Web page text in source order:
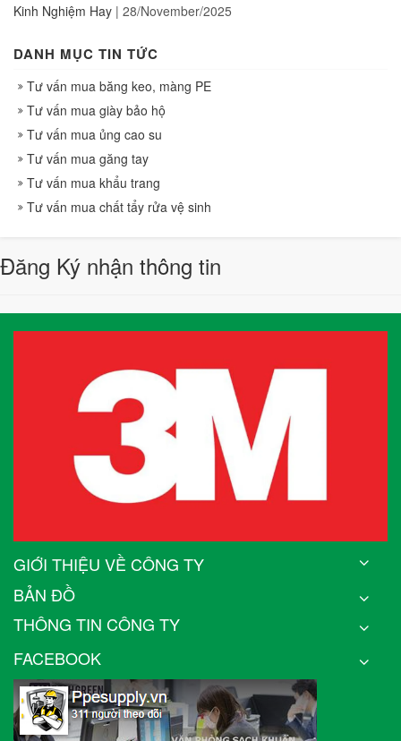
Kinh Nghiệm Hay | 28/November/2025
DANH MỤC TIN TỨC
Tư vấn mua băng keo, màng PE
Tư vấn mua giày bảo hộ
Tư vấn mua ủng cao su
Tư vấn mua găng tay
Tư vấn mua khẩu trang
Tư vấn mua chất tẩy rửa vệ sinh
Đăng Ký nhận thông tin
GIỚI THIỆU VỀ CÔNG TY
BẢN ĐỒ
THÔNG TIN CÔNG TY
FACEBOOK